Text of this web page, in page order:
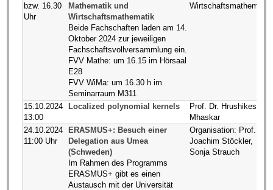
bzw. 16.30
Uhr
Mathematik und
Wirtschaftsmathematik
Beide Fachschaften laden am 14.
Oktober 2024 zur jeweiligen
Fachschaftsvollversammlung ein.
FVV Mathe: um 16.15 im Hörsaal
E28
FVV WiMa: um 16.30 h im
Seminarraum M311
Wirtschaftsmathematik
15.10.2024
13:00
Localized polynomial kernels
Prof. Dr. Hrushikesh
Mhaskar
24.10.2024
11:00 Uhr
ERASMUS+: Besuch einer
Delegation aus Umea
(Schweden)
Im Rahmen des Programms
ERASMUS+ gibt es einen
Austausch mit der Universität
Organisation: Prof. Dr.
Joachim Stöckler,
Sonja Strauch